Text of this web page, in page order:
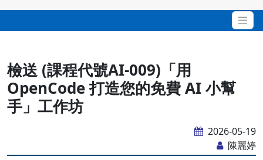
檢送 (課程代號AI-009)「用
OpenCode 打造您的免費 AI 小幫
手」工作坊
2026-05-19
陳麗婷